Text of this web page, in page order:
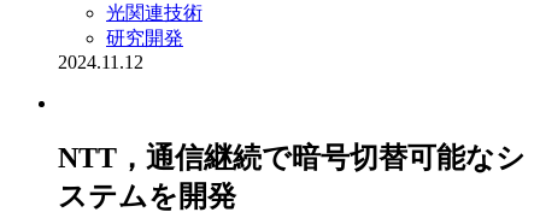
光関連技術
研究開発
2024.11.12
NTT，通信継続で暗号切替可能なシ
ステムを開発